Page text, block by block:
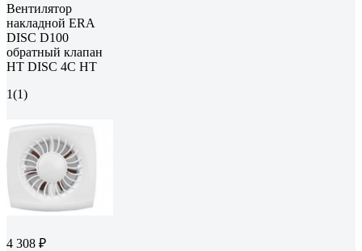
Вентилятор
накладной ERA
DISC D100
обратный клапан
HT DISC 4C HT
1(1)
4 308 ₽